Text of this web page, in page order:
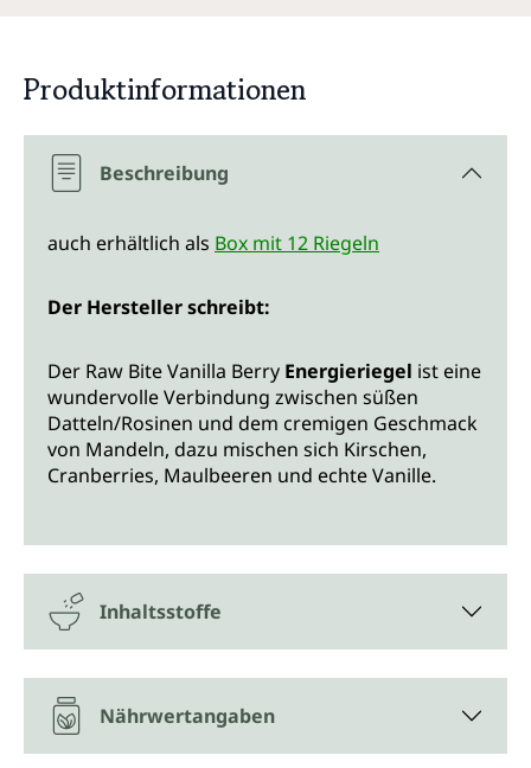
Produktinformationen
Beschreibung
auch erhältlich als Box mit 12 Riegeln
Der Hersteller schreibt:
Der Raw Bite Vanilla Berry Energieriegel ist eine
wundervolle Verbindung zwischen süßen
Datteln/Rosinen und dem cremigen Geschmack
von Mandeln, dazu mischen sich Kirschen,
Cranberries, Maulbeeren und echte Vanille.
Inhaltsstoffe
Nährwertangaben